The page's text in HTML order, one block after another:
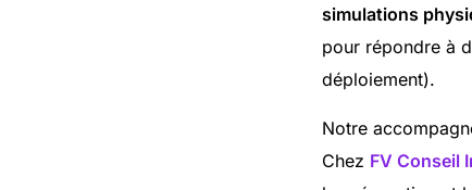
simulations
pour répondre à
déploiement).
Notre
Chez FV Conseil